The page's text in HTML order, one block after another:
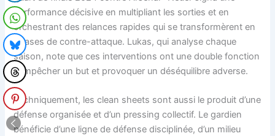
performance décisive en multipliant les sorties et en
orchestrant des relances rapides qui se transformèrent en
phases de contre-attaque. Lukas, qui analyse chaque
saison, note que ces interventions ont une double fonction
: empêcher un but et provoquer un déséquilibre adverse.
Techniquement, les clean sheets sont aussi le produit d’une
défense organisée et d’un pressing collectif. Le gardien
bénéficie d’une ligne de défense disciplinée, d’un milieu